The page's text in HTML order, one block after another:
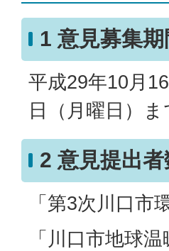
1 意見募集期
平成29年10月
日（月曜日）ま
2 意見提出
「第3次川口
「川口市地球